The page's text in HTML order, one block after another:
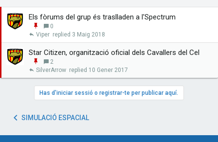
Els fòrums del grup és traslladen a l'Spectrum
n
g
n
a
r
0
3 Maig 2018
Viper
Star Citizen, organització oficial dels Cavallers del Cel
n
g
a
n
x
r
2
10 Gener 2017
SilverArrow
Has d'iniciar sessió o registrar-te per publicar aquí.
SIMULACIÓ ESPACIAL